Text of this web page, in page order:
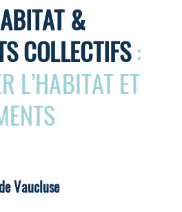
&
COLLECTIFS:
L’HABITAT ET
Vaucluse